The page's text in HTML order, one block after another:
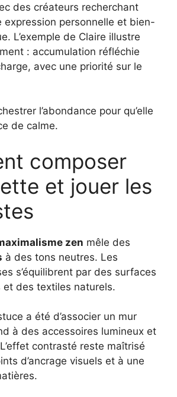
des créateurs recherchant
expression personnelle et bien-
L’exemple de Claire illustre
: accumulation réfléchie
avec une priorité sur le
l’abondance pour qu’elle
de calme.
composer
et jouer les
zen mêle des
à des tons neutres. Les
s’équilibrent par des surfaces
et des textiles naturels.
a été d’associer un mur
à des accessoires lumineux et
contrasté reste maîtrisé
d’ancrage visuels et à une